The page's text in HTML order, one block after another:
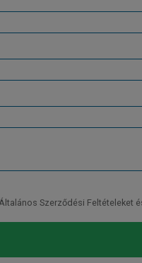
Szerződési Feltételeket